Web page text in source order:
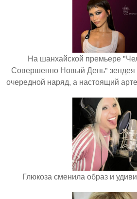
На шанхайской премьере
Совершенно Новый День" зендея
очередной наряд, а настоящий
Глюкоза сменила образ и